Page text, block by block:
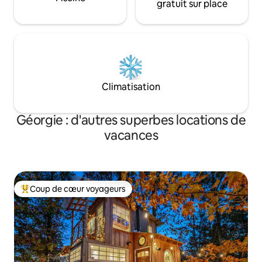
gratuit sur place
Climatisation
Géorgie : d'autres superbes locations de
vacances
Coups de cœur voyageurs les plus appréciés
Coup de cœur voyageurs